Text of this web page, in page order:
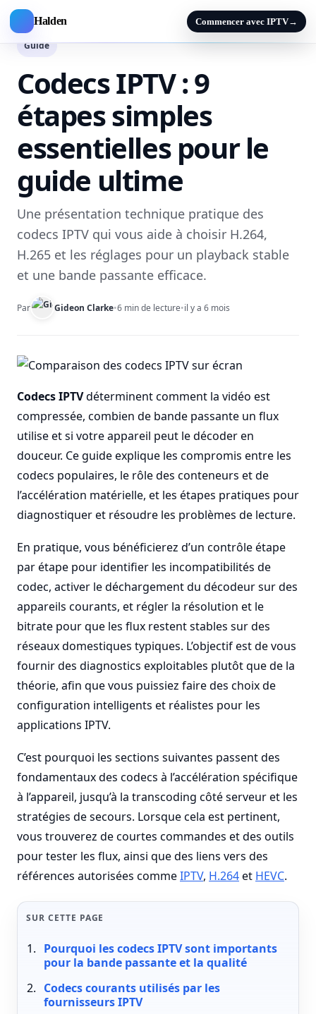
Halden Commencer avec IPTV→
Guide
Codecs IPTV : 9
étapes simples
essentielles pour le
guide ultime
Une présentation technique pratique des
codecs IPTV qui vous aide à choisir H.264,
H.265 et les réglages pour un playback stable
et une bande passante efficace.
Par Gideon Clarke•6 min de lecture•il y a 6 mois
Codecs IPTVdéterminent comment la vidéo est
compressée, combien de bande passante un flux
utilise et si votre appareil peut le décoder en
douceur. Ce guide explique les compromis entre les
codecs populaires, le rôle des conteneurs et de
l’accélération matérielle, et les étapes pratiques pour
diagnostiquer et résoudre les problèmes de lecture.
En pratique, vous bénéficierez d’un contrôle étape
par étape pour identifier les incompatibilités de
codec, activer le déchargement du décodeur sur des
appareils courants, et régler la résolution et le
bitrate pour que les flux restent stables sur des
réseaux domestiques typiques. L’objectif est de vous
fournir des diagnostics exploitables plutôt que de la
théorie, afin que vous puissiez faire des choix de
configuration intelligents et réalistes pour les
applications IPTV.
C’est pourquoi les sections suivantes passent des
fondamentaux des codecs à l’accélération spécifique
à l’appareil, jusqu’à la transcoding côté serveur et les
stratégies de secours. Lorsque cela est pertinent,
vous trouverez de courtes commandes et des outils
pour tester les flux, ainsi que des liens vers des
références autorisées commeIPTV, H.264et HEVC.
SUR CETTE PAGE
Pourquoi les codecs IPTV sont importants
pour la bande passante et la qualité
Codecs courants utilisés par les
fournisseurs IPTV